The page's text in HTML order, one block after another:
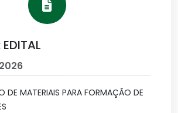
EDITAL
DE MATERIAIS PARA FORMAÇÃO DE